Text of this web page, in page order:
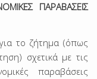
ΠΑΡΑΒΑΣΕΙΣ
το ζήτημα (όπως
σχετικά με τις
παραβάσεις